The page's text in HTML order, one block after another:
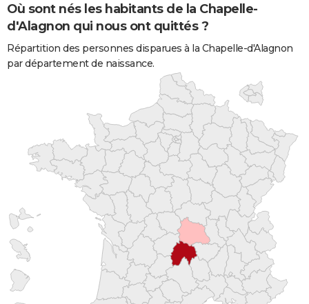
Où sont nés les habitants de la Chapelle-
d'Alagnon qui nous ont quittés ?
Répartition des personnes disparues à la Chapelle-d'Alagnon
par département de naissance.